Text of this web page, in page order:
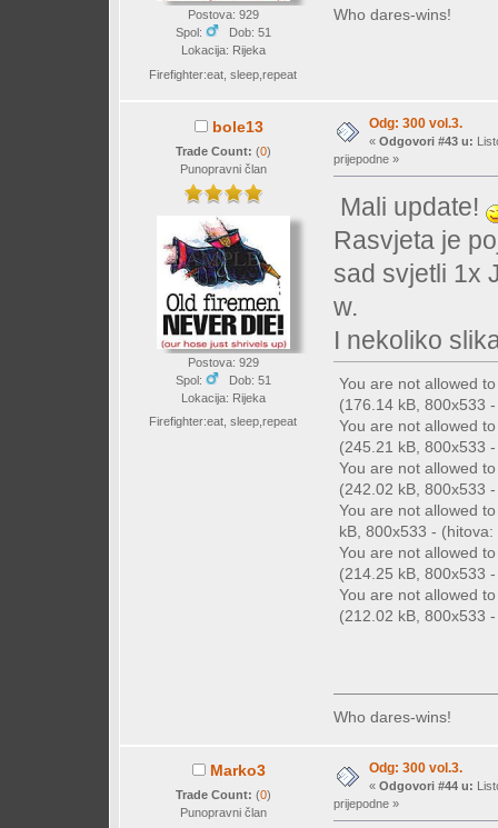
Postova: 929
Spol:
Dob: 51
Lokacija: Rijeka
Firefighter:eat, sleep,repeat
Who dares-wins!
bole13
Trade Count: (0)
Punopravni član
Postova: 929
Spol:
Dob: 51
Lokacija: Rijeka
Firefighter:eat, sleep,repeat
Odg: 300 vol.3.
« Odgovori #43 u:
prijepodne »
Mali update!
Rasvjeta je
sad svjetli 1x
w.
I nekoliko
You are not allowed
(176.14 kB, 800x533
You are not allowed
(245.21 kB, 800x533
You are not allowed
(242.02 kB, 800x533
You are not allowed
kB, 800x533 -
You are not allowed
(214.25 kB, 800x533
You are not allowed
(212.02 kB, 800x533
Who dares-wins!
Marko3
Trade Count: (0)
Punopravni član
Odg: 300 vol.3.
« Odgovori #44 u:
prijepodne »